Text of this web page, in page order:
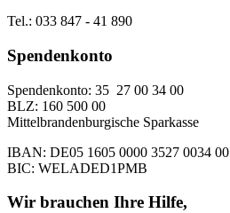
Tel.: 033 847 - 41 890
Spendenkonto
Spendenkonto: 35 27 00 34 00
BLZ: 160 500 00
Mittelbrandenburgische Sparkasse
IBAN: DE05 1605 0000 3527 0034 00
BIC: WELADED1PMB
Wir brauchen Ihre Hilfe,